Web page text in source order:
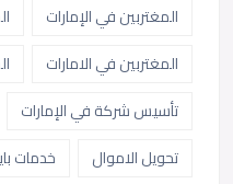
المغتربين في الإمارات
المغتربين في الامارات
تأسيس شركة في الإمارات
تحويل الاموال
خدمات